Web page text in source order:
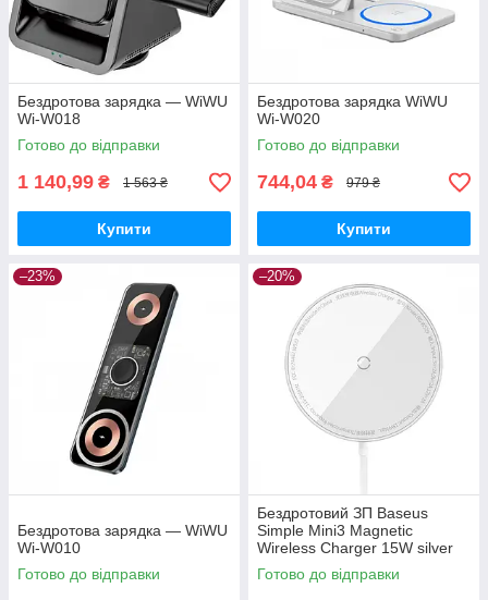
Бездротова зарядка — WiWU
Wi-W018
Готово до відправки
1 140,99 ₴ 1 563 ₴
Купити
Бездротова зарядка WiWU
Wi-W020
Готово до відправки
744,04 ₴ 979 ₴
Купити
–23%
Бездротова зарядка — WiWU
Wi-W010
Готово до відправки
–20%
Бездротовий ЗП Baseus
Simple Mini3 Magnetic
Wireless Charger 15W silver
Готово до відправки